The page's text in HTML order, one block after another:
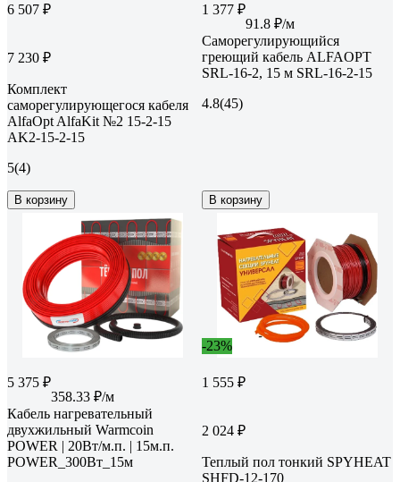
6 507 ₽
7 230 ₽
Комплект
саморегулирующегося кабеля
AlfaOpt AlfaKit №2 15-2-15
AK2-15-2-15
5(4)
В корзину
1 377 ₽
91.8 ₽/м
Саморегулирующийся
греющий кабель ALFAOPT
SRL-16-2, 15 м SRL-16-2-15
4.8(45)
В корзину
5 375 ₽
358.33 ₽/м
Кабель нагревательный
двухжильный Warmcoin
POWER | 20Вт/м.п. | 15м.п.
POWER_300Вт_15м
-23%
1 555 ₽
2 024 ₽
Теплый пол тонкий SPYHEAT
SHFD-12-170